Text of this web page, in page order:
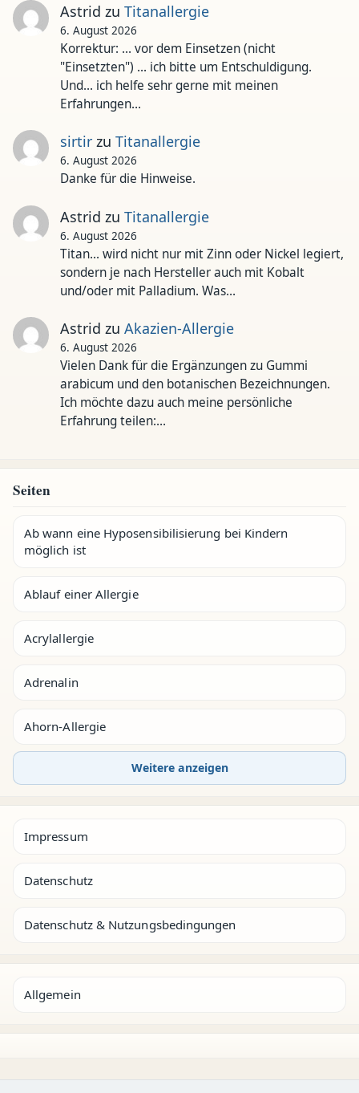
Astrid zu Titanallergie
6. August 2026
Korrektur: ... vor dem Einsetzen (nicht
"Einsetzten") ... ich bitte um Entschuldigung.
Und... ich helfe sehr gerne mit meinen
Erfahrungen…
sirtirzu Titanallergie
6. August 2026
Danke für die Hinweise.
Astrid zu Titanallergie
6. August 2026
Titan... wird nicht nur mit Zinn oder Nickel legiert,
sondern je nach Hersteller auch mit Kobalt
und/oder mit Palladium. Was…
Astrid zu Akazien-Allergie
6. August 2026
Vielen Dank für die Ergänzungen zu Gummi
arabicum und den botanischen Bezeichnungen.
Ich möchte dazu auch meine persönliche
Erfahrung teilen:…
Seiten
Ab wann eine Hyposensibilisierung bei Kindern
möglich ist
Ablauf einer Allergie
Acrylallergie
Adrenalin
Ahorn-Allergie
Weitere anzeigen
Impressum
Datenschutz
Datenschutz & Nutzungsbedingungen
Allgemein